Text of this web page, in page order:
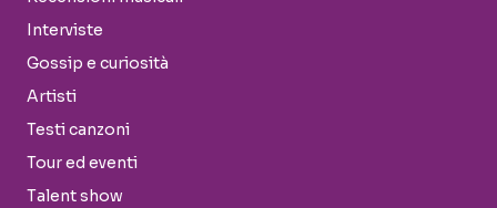
Interviste
Gossip e curiosità
Artisti
Testi canzoni
Tour ed eventi
Talent show